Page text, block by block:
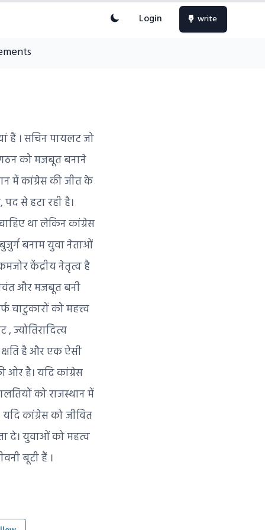
Login write
हैं । सचिन पायलट जो
को मजबूत बनाने
में कांग्रेस की जीत के
से हटा रही है।
था लेकिन कांग्रेस
बनाम युवा नेताओं
केंद्रीय नेतृत्व है
और मजबूत बनी
चाटुकारों को महत्त्व
ज्योतिरादित्य
क्षति है और एक ऐसी
ओर है। यदि कांग्रेस
को राजस्थान में
कांग्रेस को जीवित
दे। युवाओं को महत्व
बूटी हैं ।